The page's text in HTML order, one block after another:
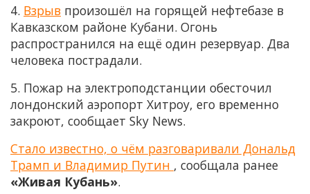
4. Взрыв произошёл на горящей нефтебазе в
Кавказском районе Кубани. Огонь
распространился на ещё один резервуар. Два
человека пострадали.
5. Пожар на электроподстанции обесточил
лондонский аэропорт Хитроу, его временно
закроют, сообщает Sky News.
Стало известно, о чём разговаривали Дональд
Трамп и Владимир Путин , сообщала ранее
«Живая Кубань».